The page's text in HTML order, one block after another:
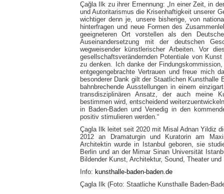
Çağla Ilk zu ihrer Ernennung: „In einer Zeit, in
und Autoritarismus die Krisenhaftigkeit unserer
wichtiger denn je, unsere bisherige, von
hinterfragen und neue Formen des
geeigneteren Ort vorstellen als den
Auseinandersetzung mit der deutschen
wegweisender künstlerischer Arbeiten. Vor
gesellschaftsverändernden Potentiale von
zu denken. Ich danke der
entgegengebrachte Vertrauen und freue mich
besonderer Dank gilt der Staatlichen Kunsthalle
bahnbrechende Ausstellungen in einem
transdisziplinären Ansatz, der auch meine
bestimmen wird, entscheidend
in Baden-Baden und Venedig in den
positiv stimulieren werden.“
Çagla Ilk leitet seit 2020 mit Misal Adnan Yildiz
2012 an Dramaturgin und Kuratorin am
Architektin wurde in Istanbul geboren, sie
Berlin und an der Mimar Sinan Universität
Bildender Kunst, Architektur, Sound, Theater
Info: kunsthalle-baden-baden.de
Çagla Ilk (Foto: Staatliche Kunsthalle Baden-